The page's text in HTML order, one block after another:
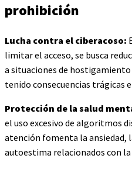
prohibición
Lucha contra el ciberacoso:
limitar el acceso, se busca
a situaciones de
tenido consecuencias trágicas
Protección de la salud
el uso excesivo de algoritmos
atención fomenta la ansiedad,
autoestima relacionados con